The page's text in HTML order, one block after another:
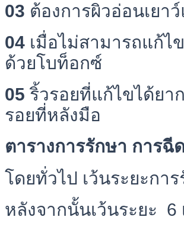
03 ต้องการผิวอ่อนเยา
04 เมื่อไม่สามารถแก้ไ
ด้วยโบท็อกซ์
05ริ้วรอยที่แก้ไขได้ยา
รอยที่หลังมือ
ตารางการรักษา การ
โดยทั่วไป เว้นระยะก
หลังจากนั้นเว้นระยะ 6